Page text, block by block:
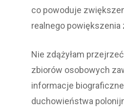
co powoduje
realnego powiększenia
Nie zdążyłam
zbiorów osobowych
informacje biograficzne
duchowieństwa